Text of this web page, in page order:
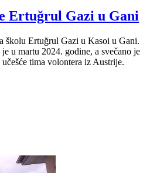
Ertuğrul Gazi u Gani
školu Ertuğrul Gazi u Kasoi u Gani.
u martu 2024. godine, a svečano je
tima volontera iz Austrije.